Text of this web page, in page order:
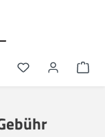
Du hast 0